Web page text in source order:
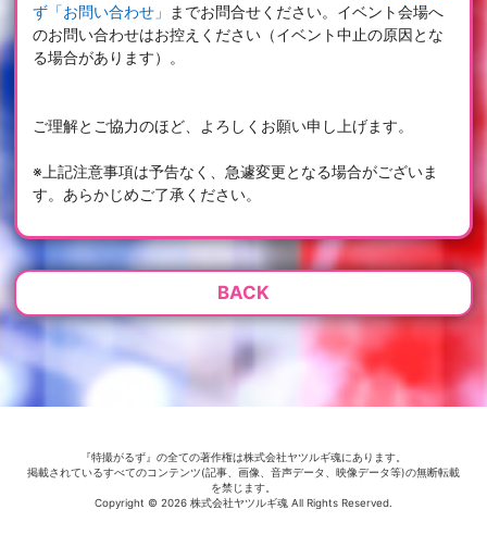
ず「お問い合わせ」
までお問合せください。イベント会場へ
のお問い合わせはお控えください（イベント中止の原因とな
る場合があります）。
ご理解とご協力のほど、よろしくお願い申し上げます。
※上記注意事項は予告なく、急遽変更となる場合がございま
す。あらかじめご了承ください。
BACK
『特撮がるず』の全ての著作権は株式会社ヤツルギ魂にあります。
掲載されているすべてのコンテンツ(記事、画像、音声データ、映像データ等)の無断転載
を禁じます。
Copyright © 2026 株式会社ヤツルギ魂 All Rights Reserved.